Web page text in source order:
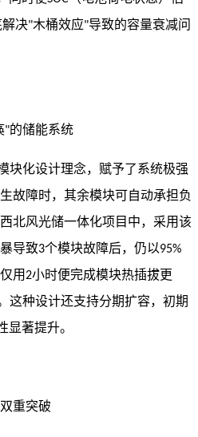
解决"木桶效应"导致的容量衰减问
"的储能系统
块化设计理念，赋予了系统极强
故障时，其余模块可自动承担负
北风光储一体化项目中，采用该
导致3个模块故障后，仍以95%
用2小时便完成模块热插拔更
这种设计还支持分期扩容，初期
显著提升。
重突破